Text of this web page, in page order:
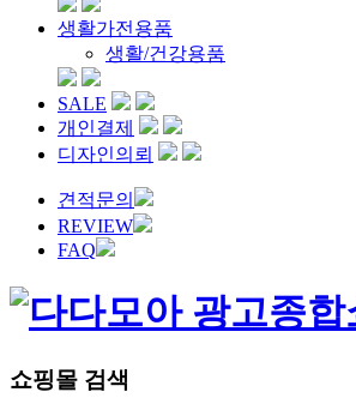
생활가전용품
생활/건강용품
SALE
개인결제
디자인의뢰
견적문의
REVIEW
FAQ
쇼핑몰 검색